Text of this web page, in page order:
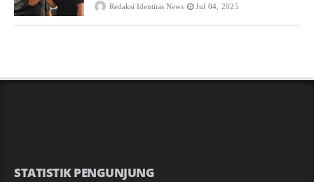
Redaksi Identitas News Jul 04, 2025
STATISTIK PENGUNJUNG